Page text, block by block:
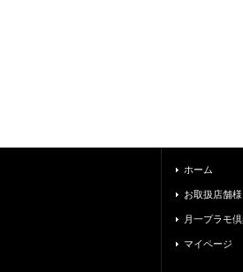
ホーム
お取扱店舗様
月一プラモ
マイページ